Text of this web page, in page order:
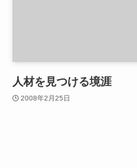
人材を見つける境涯
2008年2月25日